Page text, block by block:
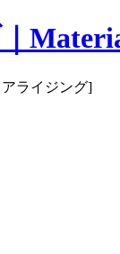
アライジング]